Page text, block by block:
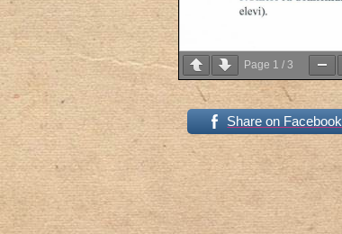
Page 1 / 3
Share on Facebook